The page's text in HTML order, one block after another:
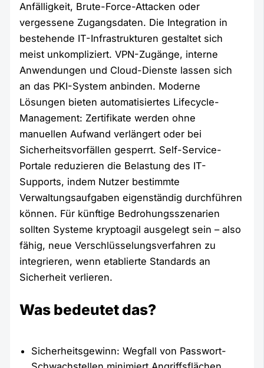
Anfälligkeit, Brute-Force-Attacken oder
vergessene Zugangsdaten. Die Integration in
bestehende IT-Infrastrukturen gestaltet sich
meist unkompliziert. VPN-Zugänge, interne
Anwendungen und Cloud-Dienste lassen sich
an das PKI-System anbinden. Moderne
Lösungen bieten automatisiertes Lifecycle-
Management: Zertifikate werden ohne
manuellen Aufwand verlängert oder bei
Sicherheitsvorfällen gesperrt. Self-Service-
Portale reduzieren die Belastung des IT-
Supports, indem Nutzer bestimmte
Verwaltungsaufgaben eigenständig durchführen
können. Für künftige Bedrohungsszenarien
sollten Systeme kryptoagil ausgelegt sein – also
fähig, neue Verschlüsselungsverfahren zu
integrieren, wenn etablierte Standards an
Sicherheit verlieren.
Was bedeutet das?
Sicherheitsgewinn: Wegfall von Passwort-